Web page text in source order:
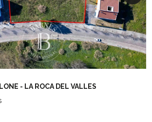
- LA ROCA DEL VALLES